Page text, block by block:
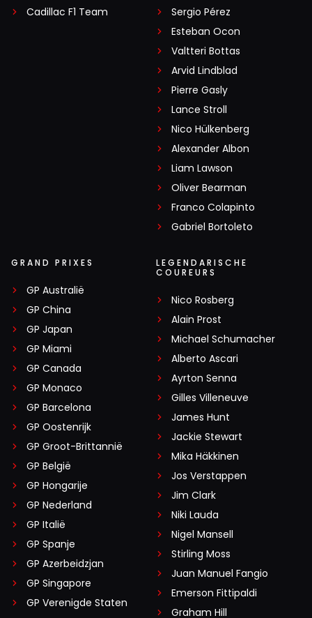
Cadillac F1 Team
Sergio Pérez
Esteban Ocon
Valtteri Bottas
Arvid Lindblad
Pierre Gasly
Lance Stroll
Nico Hülkenberg
Alexander Albon
Liam Lawson
Oliver Bearman
Franco Colapinto
Gabriel Bortoleto
GRAND PRIXES
GP Australië
GP China
GP Japan
GP Miami
GP Canada
GP Monaco
GP Barcelona
GP Oostenrijk
GP Groot-Brittannië
GP België
GP Hongarije
GP Nederland
GP Italië
GP Spanje
GP Azerbeidzjan
GP Singapore
GP Verenigde Staten
LEGENDARISCHE
COUREURS
Nico Rosberg
Alain Prost
Michael Schumacher
Alberto Ascari
Ayrton Senna
Gilles Villeneuve
James Hunt
Jackie Stewart
Mika Häkkinen
Jos Verstappen
Jim Clark
Niki Lauda
Nigel Mansell
Stirling Moss
Juan Manuel Fangio
Emerson Fittipaldi
Graham Hill